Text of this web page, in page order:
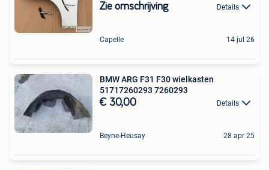
Zie omschrijving Details
Capelle 14 jul 26
BMW ARG F31 F30 wielkasten
51717260293 7260293
€ 30,00 Details
Beyne-Heusay 28 apr 25